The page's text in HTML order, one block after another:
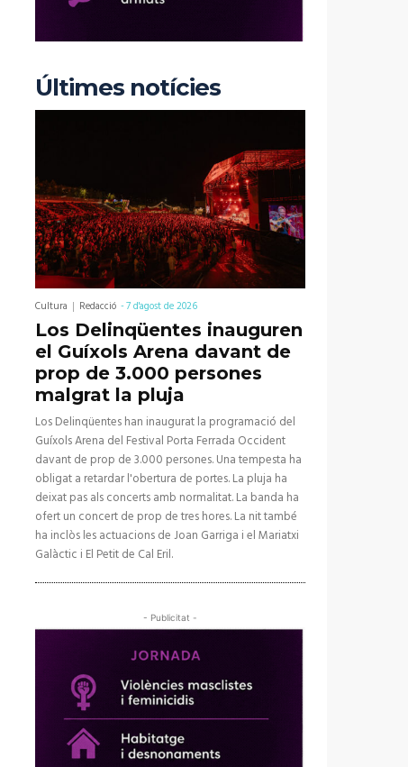
Últimes notícies
Cultura Redacció -7 d'agost de 2026
Los Delinqüentes inauguren
el Guíxols Arena davant de
prop de 3.000 persones
malgrat la pluja
Los Delinqüentes han inaugurat la programació del
Guíxols Arena del Festival Porta Ferrada Occident
davant de prop de 3.000 persones. Una tempesta ha
obligat a retardar l'obertura de portes. La pluja ha
deixat pas als concerts amb normalitat. La banda ha
ofert un concert de prop de tres hores. La nit també
ha inclòs les actuacions de Joan Garriga i el Mariatxi
Galàctic i El Petit de Cal Eril.
- Publicitat -